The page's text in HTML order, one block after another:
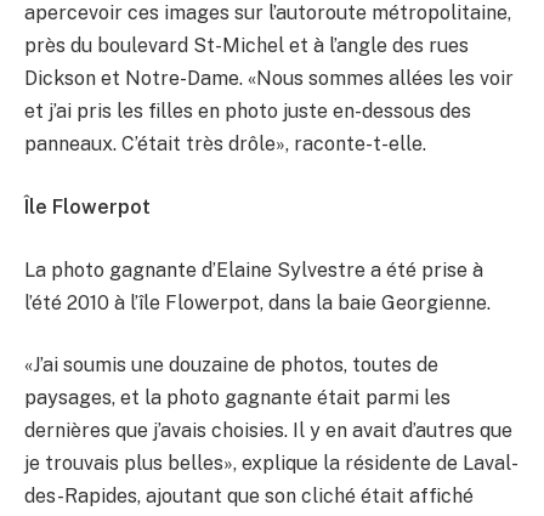
apercevoir ces images sur l’autoroute métropolitaine,
près du boulevard St-Michel et à l’angle des rues
Dickson et Notre-Dame. «Nous sommes allées les voir
et j’ai pris les filles en photo juste en-dessous des
panneaux. C’était très drôle», raconte-t-elle.
Île Flowerpot
La photo gagnante d’Elaine Sylvestre a été prise à
l’été 2010 à l’île Flowerpot, dans la baie Georgienne.
«J’ai soumis une douzaine de photos, toutes de
paysages, et la photo gagnante était parmi les
dernières que j’avais choisies. Il y en avait d’autres que
je trouvais plus belles», explique la résidente de Laval-
des-Rapides, ajoutant que son cliché était affiché